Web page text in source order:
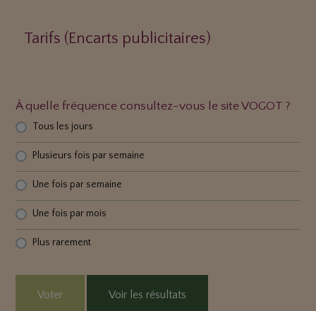
Tarifs (Encarts publicitaires)
À quelle fréquence consultez-vous le site VOGOT ?
Tous les jours
Plusieurs fois par semaine
Une fois par semaine
Une fois par mois
Plus rarement
Voter Voir les résultats